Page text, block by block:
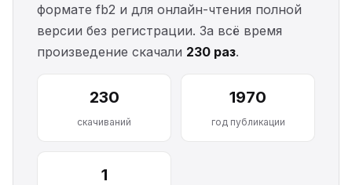
формате fb2 и для онлайн-чтения полной
версии без регистрации. За всё время
произведение скачали 230 раз.
230
скачиваний
1970
год публикации
1